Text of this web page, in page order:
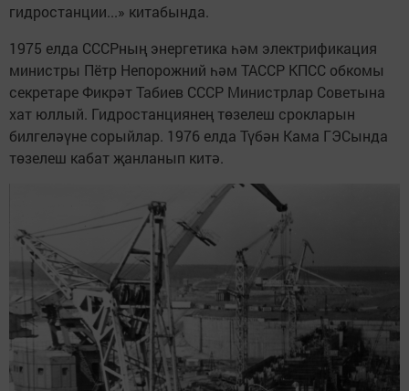
гидростанции...» китабында.
1975 елда СССРның энергетика һәм электрификация
министры Пётр Непорожний һәм ТАССР КПСС обкомы
секретаре Фикрәт Табиев СССР Министрлар Советына
хат юллый. Гидростанциянең төзелеш срокларын
билгеләүне сорыйлар. 1976 елда Түбән Кама ГЭСында
төзелеш кабат җанланып китә.